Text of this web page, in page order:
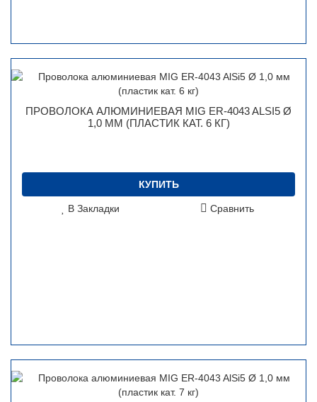
ПРОВОЛОКА АЛЮМИНИЕВАЯ MIG ER-4043 ALSI5 Ø
1,0 ММ (ПЛАСТИК КАТ. 6 КГ)
КУПИТЬ
В Закладки Сравнить